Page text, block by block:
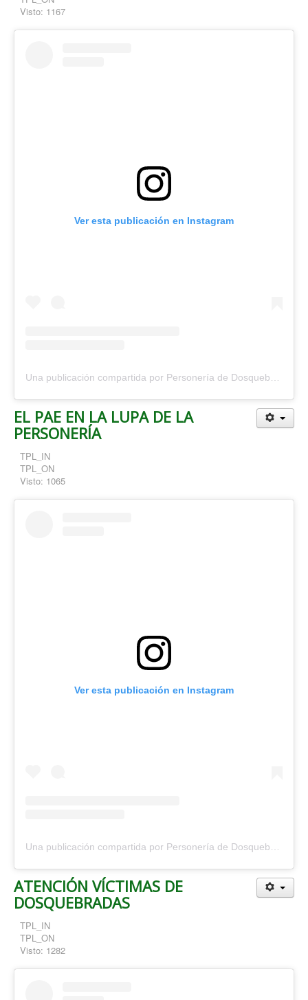
Visto: 1167
Ver esta publicación en Instagram
EL PAE EN LA LUPA DE LA
PERSONERÍA
TPL_IN
TPL_ON
Visto: 1065
Ver esta publicación en Instagram
ATENCIÓN VÍCTIMAS DE
DOSQUEBRADAS
TPL_IN
TPL_ON
Visto: 1282